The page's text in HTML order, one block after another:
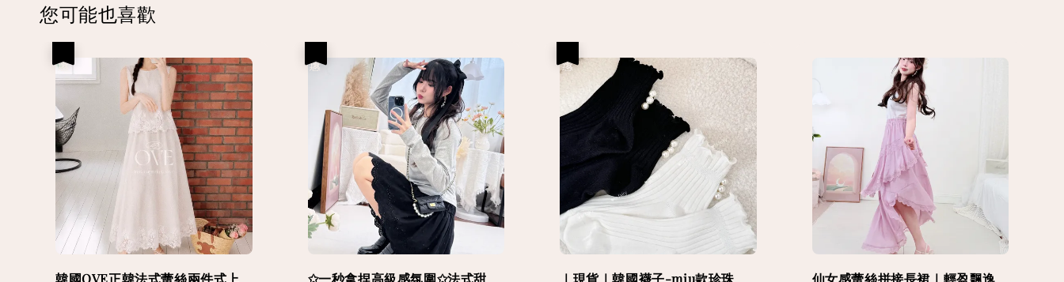
您可能也喜歡
韓國OVE正韓法式蕾絲兩件式上
✩一秒拿捏高級感氛圍✩法式甜
｜現貨｜韓國襪子-miu款珍珠
仙女感蕾絲拼接長裙｜輕盈飄逸